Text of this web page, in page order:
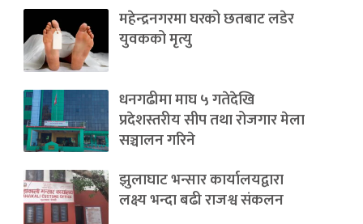
महेन्द्रनगरमा घरको छतबाट लडेर
युवकको मृत्यु
धनगढीमा माघ ५ गतेदेखि
प्रदेशस्तरीय सीप तथा रोजगार मेला
सञ्चालन गरिने
झुलाघाट भन्सार कार्यालयद्वारा
लक्ष्य भन्दा बढी राजश्व संकलन